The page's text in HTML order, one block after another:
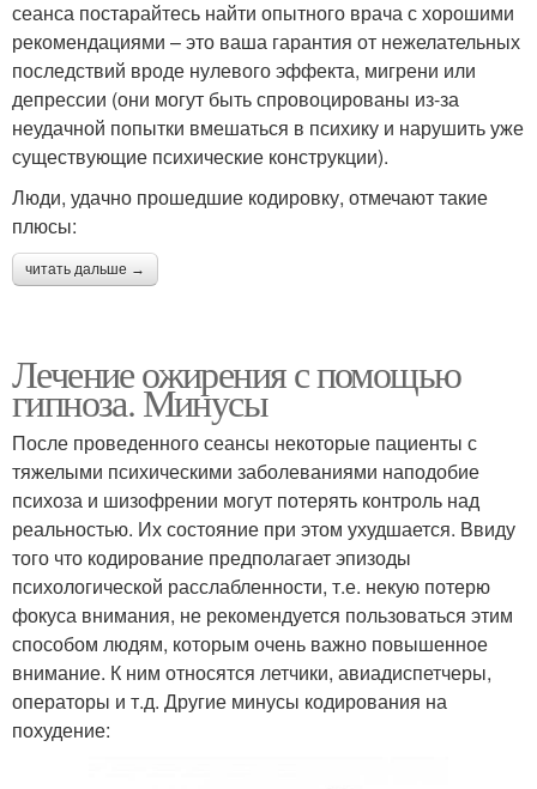
сеанса постарайтесь найти опытного врача с хорошими
рекомендациями – это ваша гарантия от нежелательных
последствий вроде нулевого эффекта, мигрени или
депрессии (они могут быть спровоцированы из-за
неудачной попытки вмешаться в психику и нарушить уже
существующие психические конструкции).
Люди, удачно прошедшие кодировку, отмечают такие
плюсы:
читать дальше →
Лечение ожирения с помощью
гипноза. Минусы
После проведенного сеансы некоторые пациенты с
тяжелыми психическими заболеваниями наподобие
психоза и шизофрении могут потерять контроль над
реальностью. Их состояние при этом ухудшается. Ввиду
того что кодирование предполагает эпизоды
психологической расслабленности, т.е. некую потерю
фокуса внимания, не рекомендуется пользоваться этим
способом людям, которым очень важно повышенное
внимание. К ним относятся летчики, авиадиспетчеры,
операторы и т.д. Другие минусы кодирования на
похудение: